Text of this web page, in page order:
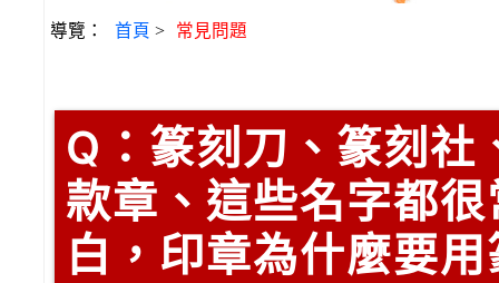
導覽： 首頁 > 常見問題
Q： 篆刻刀、篆刻社
款章、這些名字都
白，印章為什麼要